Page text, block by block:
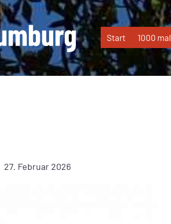
Start 1000 mal
27. Februar 2026